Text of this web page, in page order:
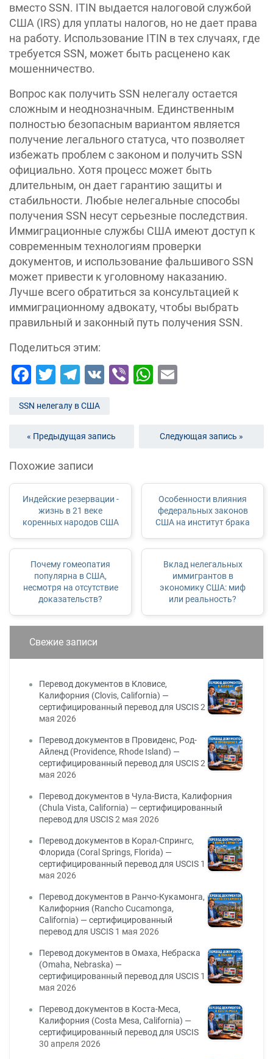
вместо SSN. ITIN выдается налоговой службой
США (IRS) для уплаты налогов, но не дает права
на работу. Использование ITIN в тех случаях, где
требуется SSN, может быть расценено как
мошенничество.
Вопрос как получить SSN нелегалу остается
сложным и неоднозначным. Единственным
полностью безопасным вариантом является
получение легального статуса, что позволяет
избежать проблем с законом и получить SSN
официально. Хотя процесс может быть
длительным, он дает гарантию защиты и
стабильности. Любые нелегальные способы
получения SSN несут серьезные последствия.
Иммиграционные службы США имеют доступ к
современным технологиям проверки
документов, и использование фальшивого SSN
может привести к уголовному наказанию.
Лучше всего обратиться за консультацией к
иммиграционному адвокату, чтобы выбрать
правильный и законный путь получения SSN.
Поделиться этим:
Facebook
Twitter
Telegram
VK ViberWhatsApp
SSN нелегалу в США
« Предыдущая запись Следующая запись »
Похожие записи
Индейские резервации -
жизнь в 21 веке
коренных народов США
Особенности влияния
федеральных законов
США на институт брака
Почему гомеопатия
популярна в США,
несмотря на отсутствие
доказательств?
Вклад нелегальных
иммигрантов в
экономику США: миф
или реальность?
Свежие записи
Перевод документов в Кловисе,
Калифорния (Clovis, California) —
сертифицированный перевод для USCIS2
мая 2026
Перевод документов в Провиденс, Род-
Айленд (Providence, Rhode Island) —
сертифицированный перевод для USCIS2
мая 2026
Перевод документов в Чула-Виста, Калифорния
(Chula Vista, California) — сертифицированный
перевод для USCIS2 мая 2026
Перевод документов в Корал-Спрингс,
Флорида (Coral Springs, Florida) —
сертифицированный перевод для USCIS 1
мая 2026
Перевод документов в Ранчо-Кукамонга,
Калифорния (Rancho Cucamonga,
California) — сертифицированный
перевод для USCIS 1 мая 2026
Перевод документов в Омаха, Небраска
(Omaha, Nebraska) —
сертифицированный перевод для USCIS 1
мая 2026
Перевод документов в Коста-Меса,
Калифорния (Costa Mesa, California) —
сертифицированный перевод для USCIS
30 апреля 2026